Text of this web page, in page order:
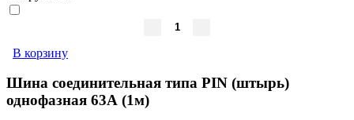
В корзину
Шина соединительная типа PIN (штырь)
однофазная 63А (1м)